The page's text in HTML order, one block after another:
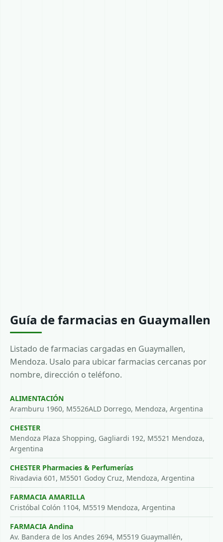
Guía de farmacias en Guaymallen
Listado de farmacias cargadas en Guaymallen,
Mendoza. Usalo para ubicar farmacias cercanas por
nombre, dirección o teléfono.
ALIMENTACIÓN
Aramburu 1960, M5526ALD Dorrego, Mendoza, Argentina
CHESTER
Mendoza Plaza Shopping, Gagliardi 192, M5521 Mendoza,
Argentina
CHESTER Pharmacies & Perfumerías
Rivadavia 601, M5501 Godoy Cruz, Mendoza, Argentina
FARMACIA AMARILLA
Cristóbal Colón 1104, M5519 Mendoza, Argentina
FARMACIA Andina
Av. Bandera de los Andes 2694, M5519 Guaymallén,